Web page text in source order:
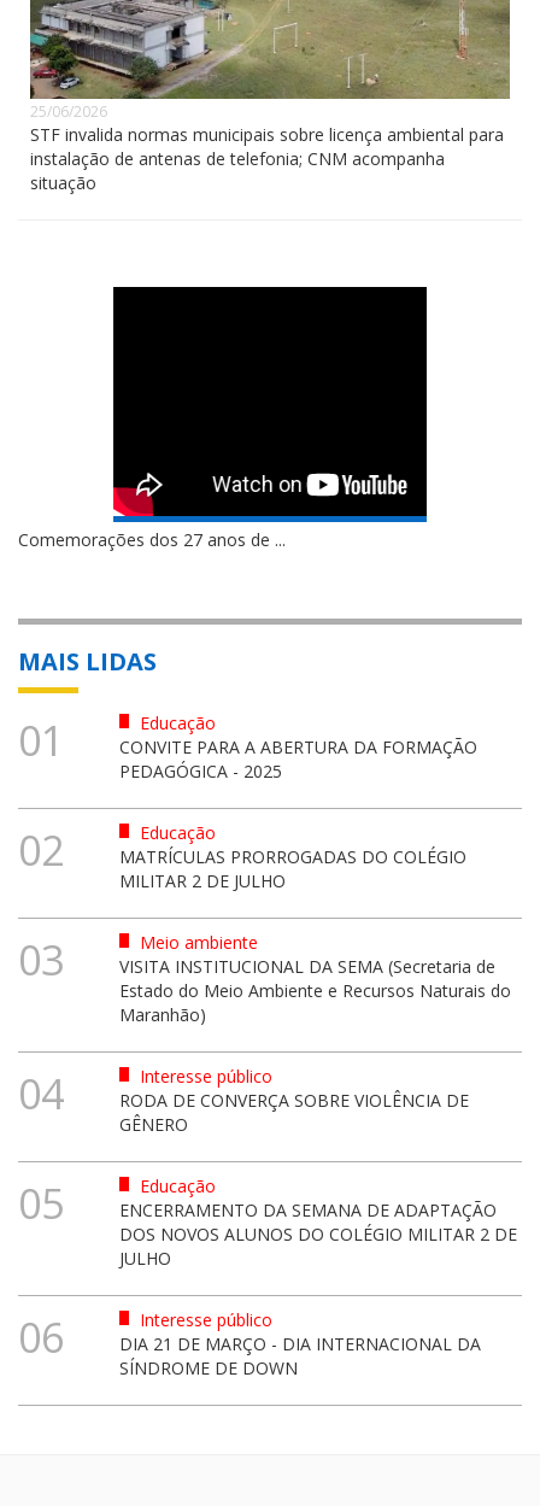
25/06/2026
STF invalida normas municipais sobre licença ambiental para
instalação de antenas de telefonia; CNM acompanha
situação
Comemorações dos 27 anos de ...
MAIS LIDAS
01
Educação
CONVITE PARA A ABERTURA DA FORMAÇÃO
PEDAGÓGICA - 2025
02
Educação
MATRÍCULAS PRORROGADAS DO COLÉGIO
MILITAR 2 DE JULHO
03
Meio ambiente
VISITA INSTITUCIONAL DA SEMA (Secretaria de
Estado do Meio Ambiente e Recursos Naturais do
Maranhão)
04
Interesse público
RODA DE CONVERÇA SOBRE VIOLÊNCIA DE
GÊNERO
05
Educação
ENCERRAMENTO DA SEMANA DE ADAPTAÇÃO
DOS NOVOS ALUNOS DO COLÉGIO MILITAR 2 DE
JULHO
06
Interesse público
DIA 21 DE MARÇO - DIA INTERNACIONAL DA
SÍNDROME DE DOWN